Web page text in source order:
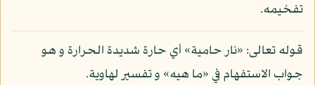
تفخيمه.
قوله تعالى: «نار حامية» أي حارة شديدة الحرارة و هو
جواب الاستفهام في «ما هيه» و تفسير لهاوية.